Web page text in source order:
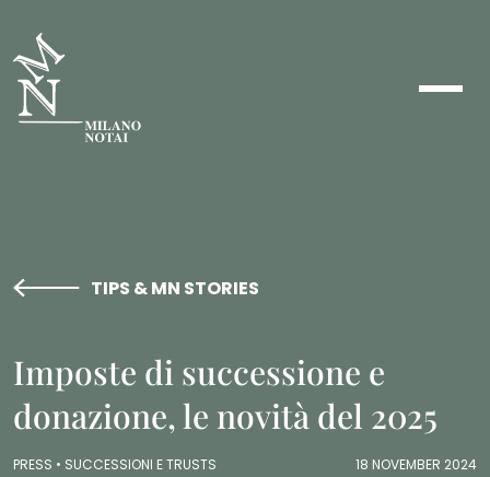
TIPS & MN STORIES
Imposte di successione e
donazione, le novità del 2025
PRESS • SUCCESSIONI E TRUSTS 18 NOVEMBER 2024